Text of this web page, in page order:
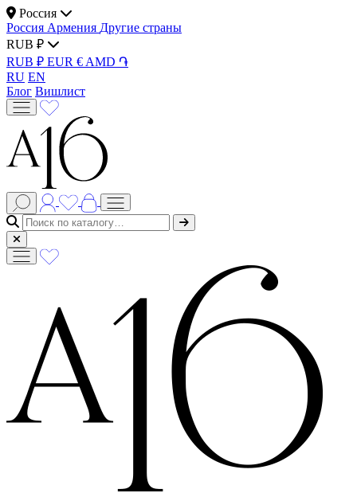
Россия
Россия Армения Другие страны
RUB ₽
RUB ₽ EUR € AMD ֏
RU EN
Блог Вишлист